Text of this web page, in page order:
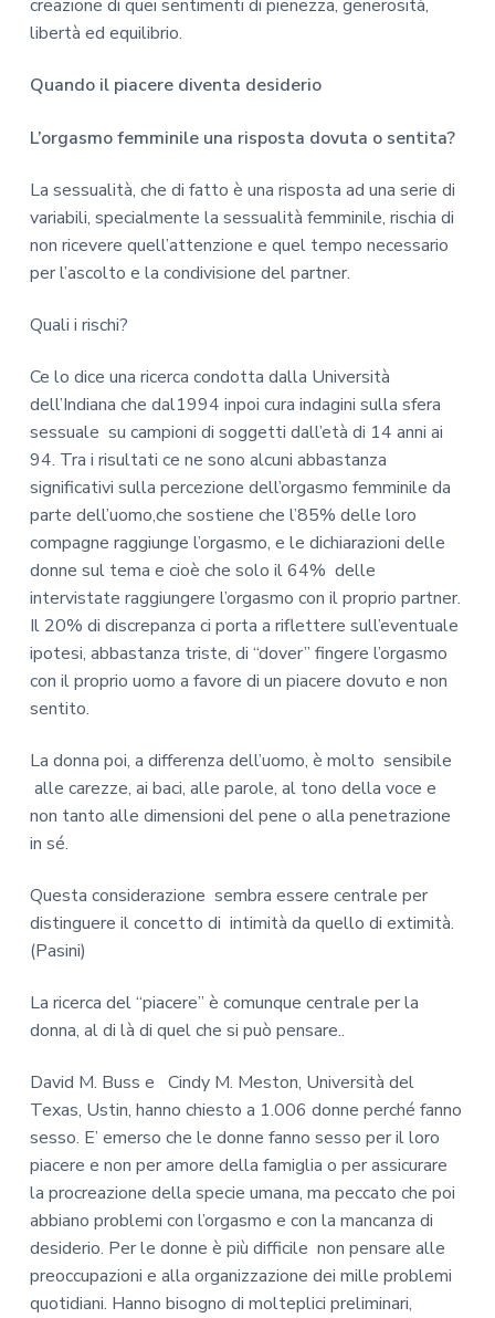
creazione di quei sentimenti di pienezza, generosità,
libertà ed equilibrio.
Quando il piacere diventa desiderio
L’orgasmo femminile una risposta dovuta o sentita?
La sessualità, che di fatto è una risposta ad una serie di
variabili, specialmente la sessualità femminile, rischia di
non ricevere quell’attenzione e quel tempo necessario
per l’ascolto e la condivisione del partner.
Quali i rischi?
Ce lo dice una ricerca condotta dalla Università
dell’Indiana che dal1994 inpoi cura indagini sulla sfera
sessuale su campioni di soggetti dall’età di 14 anni ai
94. Tra i risultati ce ne sono alcuni abbastanza
significativi sulla percezione dell’orgasmo femminile da
parte dell’uomo,che sostiene che l’85% delle loro
compagne raggiunge l’orgasmo, e le dichiarazioni delle
donne sul tema e cioè che solo il 64% delle
intervistate raggiungere l’orgasmo con il proprio partner.
Il 20% di discrepanza ci porta a riflettere sull’eventuale
ipotesi, abbastanza triste, di “dover” fingere l’orgasmo
con il proprio uomo a favore di un piacere dovuto e non
sentito.
La donna poi, a differenza dell’uomo, è molto sensibile
alle carezze, ai baci, alle parole, al tono della voce e
non tanto alle dimensioni del pene o alla penetrazione
in sé.
Questa considerazione sembra essere centrale per
distinguere il concetto di intimità da quello di extimità.
(Pasini)
La ricerca del “piacere” è comunque centrale per la
donna, al di là di quel che si può pensare..
David M. Buss e Cindy M. Meston, Università del
Texas, Ustin, hanno chiesto a 1.006 donne perché fanno
sesso. E’ emerso che le donne fanno sesso per il loro
piacere e non per amore della famiglia o per assicurare
la procreazione della specie umana, ma peccato che poi
abbiano problemi con l’orgasmo e con la mancanza di
desiderio. Per le donne è più difficile non pensare alle
preoccupazioni e alla organizzazione dei mille problemi
quotidiani. Hanno bisogno di molteplici preliminari,